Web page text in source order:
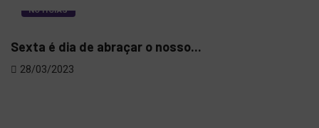
NOTÍCIAS
Sexta é dia de abraçar o nosso...
28/03/2023